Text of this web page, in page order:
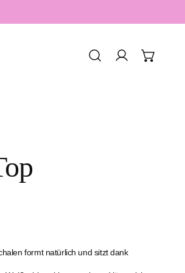
Aquafitness
Einloggen
formt natürlich und sitzt dank